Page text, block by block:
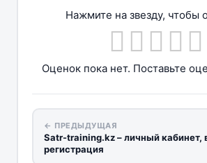
Нажмите на звезду, чтобы
Оценок пока нет. Поставьте
← ПРЕДЫДУЩАЯ
Satr-training.kz – личный кабинет,
регистрация